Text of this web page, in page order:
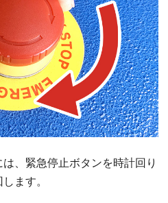
、緊急停止ボタンを時計回り
ます。